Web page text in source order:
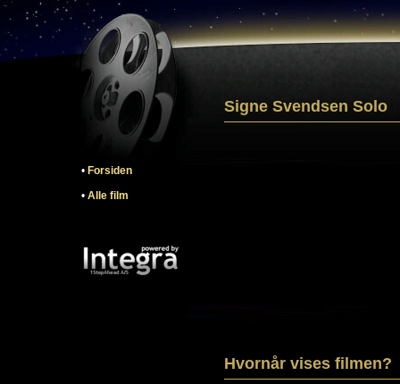
• Forsiden
• Alle film
Signe Svendsen Solo
Hvornår vises filmen?